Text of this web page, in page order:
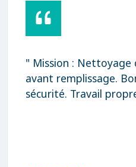
" Mission : Nettoyage
avant remplissage.
sécurité. Travail